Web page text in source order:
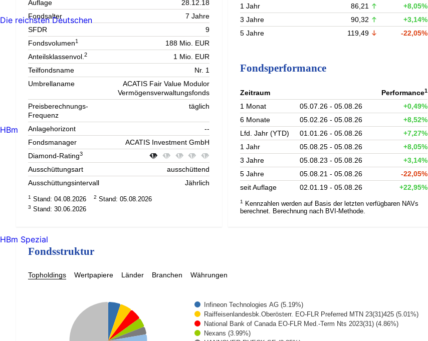
Auflage
28.12.18
Fondsalter
7 Jahre
SFDR
9
Fondsvolumen1
188 Mio. EUR
Anteilsklassenvol.2
1 Mio. EUR
Teilfondsname
Nr. 1
Umbrellaname
ACATIS Fair Value Modulor
Vermögensverwaltungsfonds
Preisberechnungs-
Frequenz
täglich
Anlagehorizont
--
Fondsmanager
ACATIS Investment GmbH
Diamond-Rating3
Ausschüttungsart
ausschüttend
Ausschüttungsintervall
Jährlich
1 Stand: 04.08.2026 2 Stand: 05.08.2026
3 Stand: 30.06.2026
1 Jahr
86,21
+8,05%
3 Jahre
90,32
+3,14%
5 Jahre
119,49 -22,05%
Fondsperformance
Zeitraum Performance1
1 Monat 05.07.26 - 05.08.26
+0,49%
6 Monate
05.02.26 - 05.08.26
+8,52%
Lfd. Jahr (YTD)
01.01.26 - 05.08.26
+7,27%
1 Jahr
05.08.25 - 05.08.26
+8,05%
3 Jahre
05.08.23 - 05.08.26
+3,14%
5 Jahre
05.08.21 - 05.08.26
-22,05%
seit Auflage
02.01.19 - 05.08.26 +22,95%
1
Kennzahlen werden auf Basis der letzten verfügbaren NAVs
berechnet. Berechnung nach BVI-Methode.
Fondsstruktur
Topholdings Wertpapiere Länder Branchen Währungen
Infineon Technologies AG (5.19%)
Raiffeisenlandesbk.Oberösterr. EO-FLR Preferred MTN 23(31)425 (5.01%)
National Bank of Canada EO-FLR Med.-Term Nts 2023(31) (4.86%)
Nexans (3.99%)
Die reichsten Deutschen
HBm
HBm Spezial